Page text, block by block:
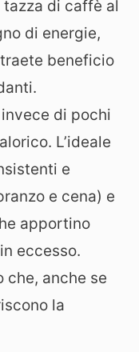
di caffè al
di energie,
beneficio
di pochi
L’ideale
e
e cena) e
apportino
eccesso.
che, anche se
la